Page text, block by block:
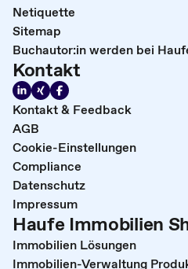
Netiquette
Sitemap
Buchautor:in werden bei
Kontakt
Kontakt & Feedback
AGB
Cookie-Einstellungen
Compliance
Datenschutz
Impressum
Haufe Immobilien
Immobilien Lösungen
Immobilien-Verwaltung